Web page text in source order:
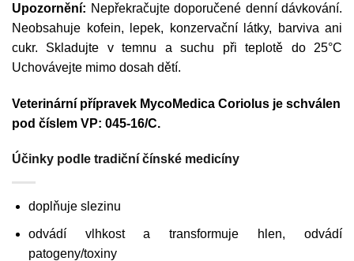
Upozornění: Nepřekračujte doporučené denní dávkování.
Neobsahuje kofein, lepek, konzervační látky, barviva ani
cukr. Skladujte v temnu a suchu při teplotě do 25°C
Uchovávejte mimo dosah dětí.
Veterinární přípravek MycoMedica Coriolus je schválen
pod číslem VP: 045-16/C.
Účinky podle tradiční čínské medicíny
doplňuje slezinu
odvádí vlhkost a transformuje hlen, odvádí
patogeny/toxiny